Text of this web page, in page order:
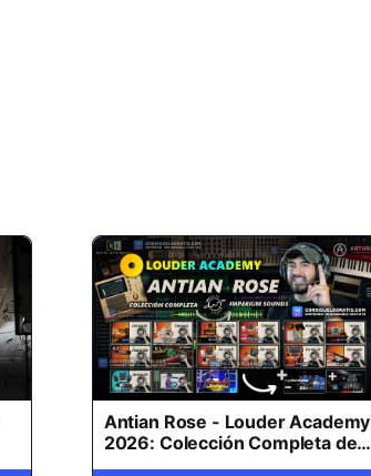
Antian Rose - Louder Academy
2026: Colección Completa de